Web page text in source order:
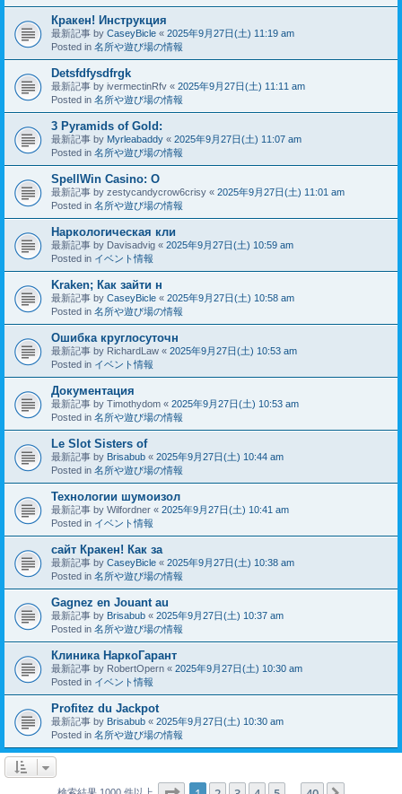
Кракен! Инструкция
最新記事 by CaseyBicle « 2025年9月27日(土) 11:19 am
Posted in 名所や遊び場の情報
Detsfdfysdfrgk
最新記事 by ivermectinRfv « 2025年9月27日(土) 11:11 am
Posted in 名所や遊び場の情報
3 Pyramids of Gold:
最新記事 by Myrleabaddy « 2025年9月27日(土) 11:07 am
Posted in 名所や遊び場の情報
SpellWin Casino: O
最新記事 by zestycandycrow6crisy « 2025年9月27日(土) 11:01 am
Posted in 名所や遊び場の情報
Наркологическая кли
最新記事 by Davisadvig « 2025年9月27日(土) 10:59 am
Posted in イベント情報
Kraken; Как зайти н
最新記事 by CaseyBicle « 2025年9月27日(土) 10:58 am
Posted in 名所や遊び場の情報
Ошибка круглосуточн
最新記事 by RichardLaw « 2025年9月27日(土) 10:53 am
Posted in イベント情報
Документация
最新記事 by Timothydom « 2025年9月27日(土) 10:53 am
Posted in 名所や遊び場の情報
Le Slot Sisters of
最新記事 by Brisabub « 2025年9月27日(土) 10:44 am
Posted in 名所や遊び場の情報
Технологии шумоизол
最新記事 by Wilfordner « 2025年9月27日(土) 10:41 am
Posted in イベント情報
сайт Кракен! Как за
最新記事 by CaseyBicle « 2025年9月27日(土) 10:38 am
Posted in 名所や遊び場の情報
Gagnez en Jouant au
最新記事 by Brisabub « 2025年9月27日(土) 10:37 am
Posted in 名所や遊び場の情報
Клиника НаркоГарант
最新記事 by RobertOpern « 2025年9月27日(土) 10:30 am
Posted in イベント情報
Profitez du Jackpot
最新記事 by Brisabub « 2025年9月27日(土) 10:30 am
Posted in 名所や遊び場の情報
検索結果 1000 件以上